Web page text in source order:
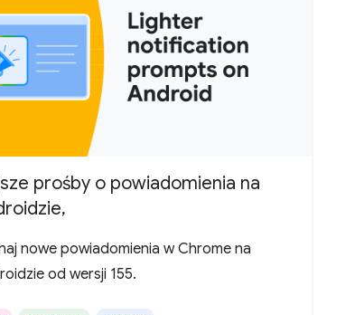
prośby o powiadomienia na
nowe powiadomienia w Chrome na
od wersji 155.